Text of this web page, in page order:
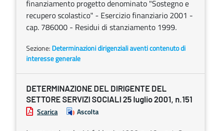
finanziamento progetto denominato "Sostegno e
recupero scolastico" - Esercizio finanziario 2001 -
cap. 786000 - Residui di stanziamento 1999.
Sezione: Determinazioni dirigenziali aventi contenuto di
interesse generale
DETERMINAZIONE DEL DIRIGENTE DEL
SETTORE SERVIZI SOCIALI 25 luglio 2001, n.151
Scarica Ascolta